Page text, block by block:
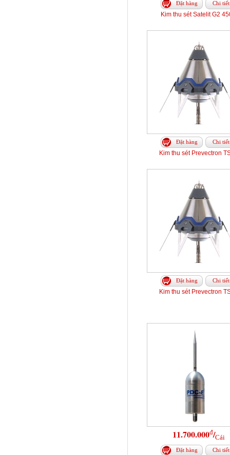
Đặt hàng Chi tiết
Kim thu sét Satelit G2
Đặt hàng Chi tiết
Kim thu sét Prevectron
Đặt hàng Chi tiết
Kim thu sét Prevectron
11.700.000đ/Cái
Đặt hàng Chi tiết